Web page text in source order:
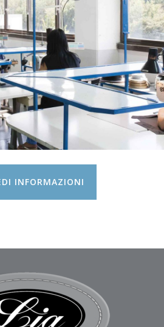
INFORMAZIONI